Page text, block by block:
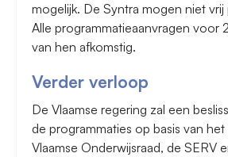
mogelijk. De Syntra mogen niet
Alle programmatieaanvragen voor
van hen afkomstig.
Verder verloop
De Vlaamse regering zal een
de programmaties op basis van het
Vlaamse Onderwijsraad, de SERV